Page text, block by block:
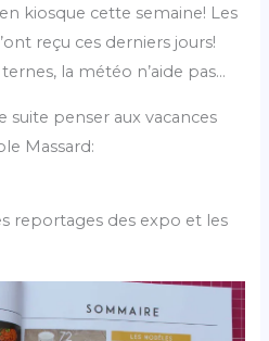
kiosque cette semaine! Les
reçu ces derniers jours!
la météo n’aide pas…
suite penser aux vacances
Massard:
reportages des expo et les